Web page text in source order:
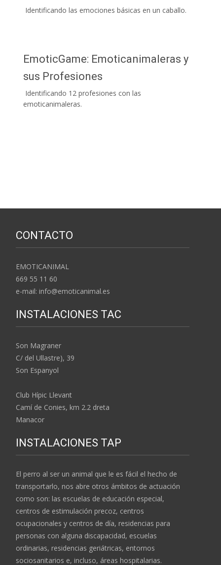
Identificando las emociones básicas en un caballo.
EmoticGame: Emoticanimaleras y
sus Profesiones
Identificando 12 profesiones con las
emoticanimaleras.
CONTACTO
EMOTICANIMAL
669 55 11 60
e-mail: info@emoticanimal.es
INSTALACIONES TAC
Son Magraner
C/ del Ullastre), 39
Son Espanyol
Club Hípic Llevant
Camí de Conies, km 2.2 dreta
Manacor
INSTALACIONES TAP
El perro al ser un animal que le es fácil el hecho de
transportarlo, nos abre otros ámbitos de actuación
como son: las escuelas de educación especial,
centros de estimulación precoz, centros
ocupacionales y centros de día, residencias para
personas con alguna discapacidad, escuelas
ordinarias, residencias geriátricas, entornos
sociosanitarios e, incluso, áreas hospitalarias.